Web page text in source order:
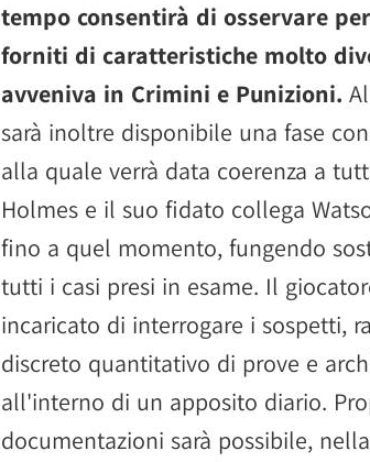
tempo consentirà di osservare
forniti di caratteristiche molto
avveniva in Crimini e Punizioni.
sarà inoltre disponibile una fase
alla quale verrà data coerenza a
Holmes e il suo fidato collega
fino a quel momento, fungendo
tutti i casi presi in esame. Il
incaricato di interrogare i sospetti,
discreto quantitativo di prove e
all'interno di un apposito diario.
documentazioni sarà possibile,